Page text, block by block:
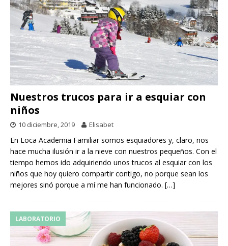
Nuestros trucos para ir a esquiar con
niños
10 diciembre, 2019 Elisabet
En Loca Academia Familiar somos esquiadores y, claro, nos
hace mucha ilusión ir a la nieve con nuestros pequeños. Con el
tiempo hemos ido adquiriendo unos trucos al esquiar con los
niños que hoy quiero compartir contigo, no porque sean los
mejores sinó porque a mí me han funcionado. […]
LABORATORIO